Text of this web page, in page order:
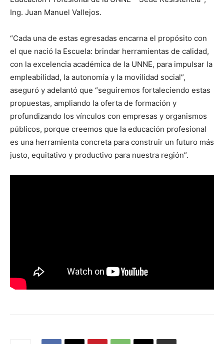
Ing. Juan Manuel Vallejos.
“Cada una de estas egresadas encarna el propósito con
el que nació la Escuela: brindar herramientas de calidad,
con la excelencia académica de la UNNE, para impulsar la
empleabilidad, la autonomía y la movilidad social”,
aseguró y adelantó que “seguiremos fortaleciendo estas
propuestas, ampliando la oferta de formación y
profundizando los vínculos con empresas y organismos
públicos, porque creemos que la educación profesional
es una herramienta concreta para construir un futuro más
justo, equitativo y productivo para nuestra región”.